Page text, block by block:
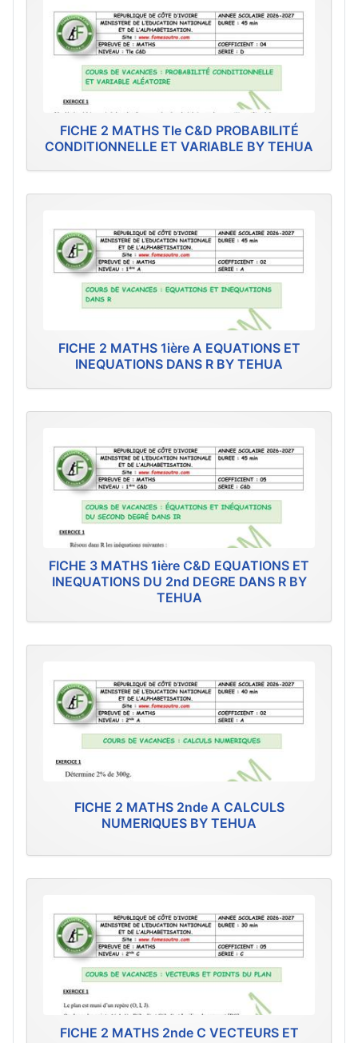
FICHE 2 MATHS Tle C&D PROBABILITÉ
CONDITIONNELLE ET VARIABLE BY TEHUA
FICHE 2 MATHS 1ière A EQUATIONS ET
INEQUATIONS DANS R BY TEHUA
FICHE 3 MATHS 1ière C&D EQUATIONS ET
INEQUATIONS DU 2nd DEGRE DANS R BY
TEHUA
FICHE 2 MATHS 2nde A CALCULS
NUMERIQUES BY TEHUA
FICHE 2 MATHS 2nde C VECTEURS ET